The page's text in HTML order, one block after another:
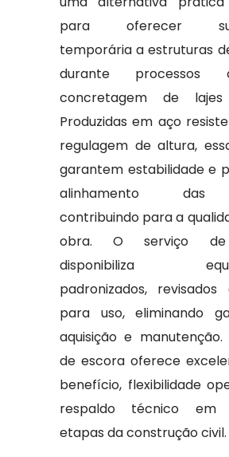
para oferecer
temporária a estruturas
durante
concretagem de
Produzidas em aço
regulagem de altura,
garantem estabilidade e
alinhamento das
contribuindo para a
obra. O serviço de
disponibiliza
padronizados,
para uso, eliminando
aquisição e
de escora oferece
benefício, flexibilidade
respaldo técnico em
etapas da construção civil.